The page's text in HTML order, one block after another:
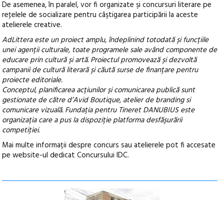
De asemenea, în paralel, vor fi organizate şi concursuri literare pe
reţelele de socializare pentru câştigarea participării la aceste
atelierele creative.
AdLittera este un proiect amplu, îndeplinind totodată și funcțiile
unei agenții culturale, toate programele sale având componente de
educare prin cultură și artă. Proiectul promovează și dezvoltă
campanii de cultură literară și căută surse de finanțare pentru
proiecte editoriale.
Conceptul, planificarea acțiunilor și comunicarea publică sunt
gestionate de către d’Avid Boutique, atelier de branding si
comunicare vizuală. Fundația pentru Tineret DANUBIUS este
organizația care a pus la dispoziție platforma desfășurării
competiţiei.
Mai multe informații despre concurs sau atelierele pot fi accesate
pe website-ul dedicat Concursului IDC.